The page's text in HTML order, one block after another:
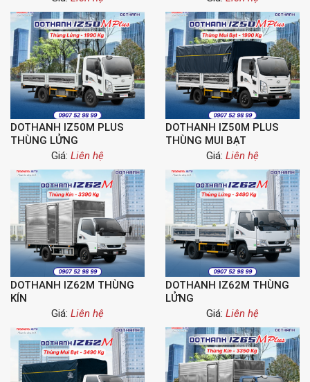
DOTHANH IZ50M PLUS
THÙNG LỬNG
Giá: Liên hệ
DOTHANH IZ50M PLUS
THÙNG MUI BẠT
Giá: Liên hệ
DOTHANH IZ62M THÙNG
KÍN
Giá: Liên hệ
DOTHANH IZ62M THÙNG
LỬNG
Giá: Liên hệ